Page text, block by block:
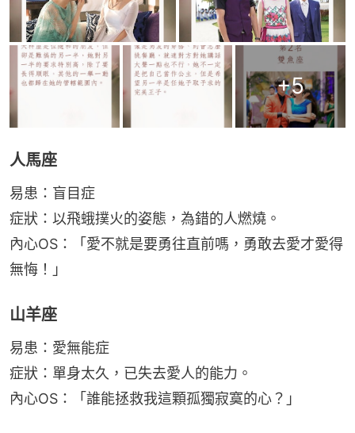
+5
人馬座
易患：盲目症
症狀：以飛蛾撲火的姿態，為錯的人燃燒。
內心OS：「愛不就是要勇往直前嗎，勇敢去愛才愛得
無悔！」
山羊座
易患：愛無能症
症狀：單身太久，已失去愛人的能力。
內心OS：「誰能拯救我這顆孤獨寂寞的心？」